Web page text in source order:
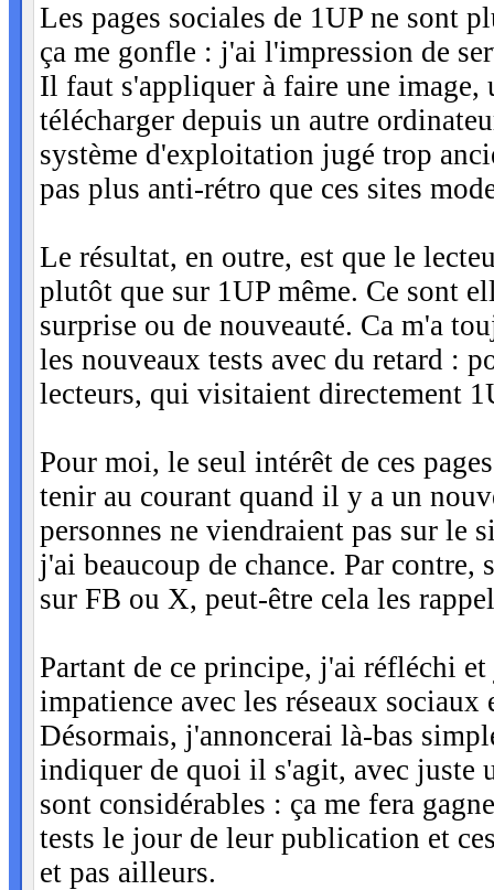
Les pages sociales de 1UP ne sont
ça me gonfle : j'ai l'impression de
Il faut s'appliquer à faire une image,
télécharger depuis un autre
système d'exploitation jugé trop
pas plus anti-rétro que ces sites
Le résultat, en outre, est que le
plutôt que sur 1UP même. Ce sont
surprise ou de nouveauté. Ca m'a
les nouveaux tests avec du retard :
lecteurs, qui visitaient directement
Pour moi, le seul intérêt de ces
tenir au courant quand il y a un
personnes ne viendraient pas sur le
j'ai beaucoup de chance. Par contre,
sur FB ou X, peut-être cela les
Partant de ce principe, j'ai réfléchi
impatience avec les réseaux
Désormais, j'annoncerai là-bas
indiquer de quoi il s'agit, avec juste
sont considérables : ça me fera
tests le jour de leur publication et
et pas ailleurs.